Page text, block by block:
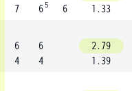
7
6 5
6
1.33
6
4
6
4
2.79
1.39